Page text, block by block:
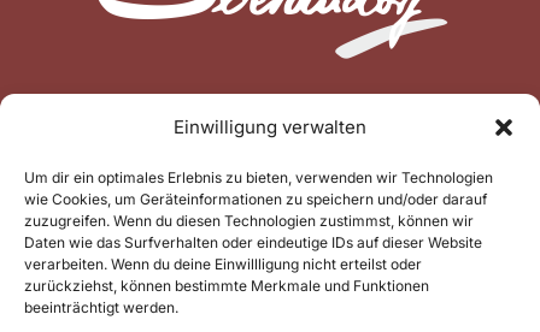
Einwilligung verwalten
Um dir ein optimales Erlebnis zu bieten, verwenden wir Technologien
wie Cookies, um Geräteinformationen zu speichern und/oder darauf
zuzugreifen. Wenn du diesen Technologien zustimmst, können wir
Daten wie das Surfverhalten oder eindeutige IDs auf dieser Website
verarbeiten. Wenn du deine Einwillligung nicht erteilst oder
zurückziehst, können bestimmte Merkmale und Funktionen
beeinträchtigt werden.